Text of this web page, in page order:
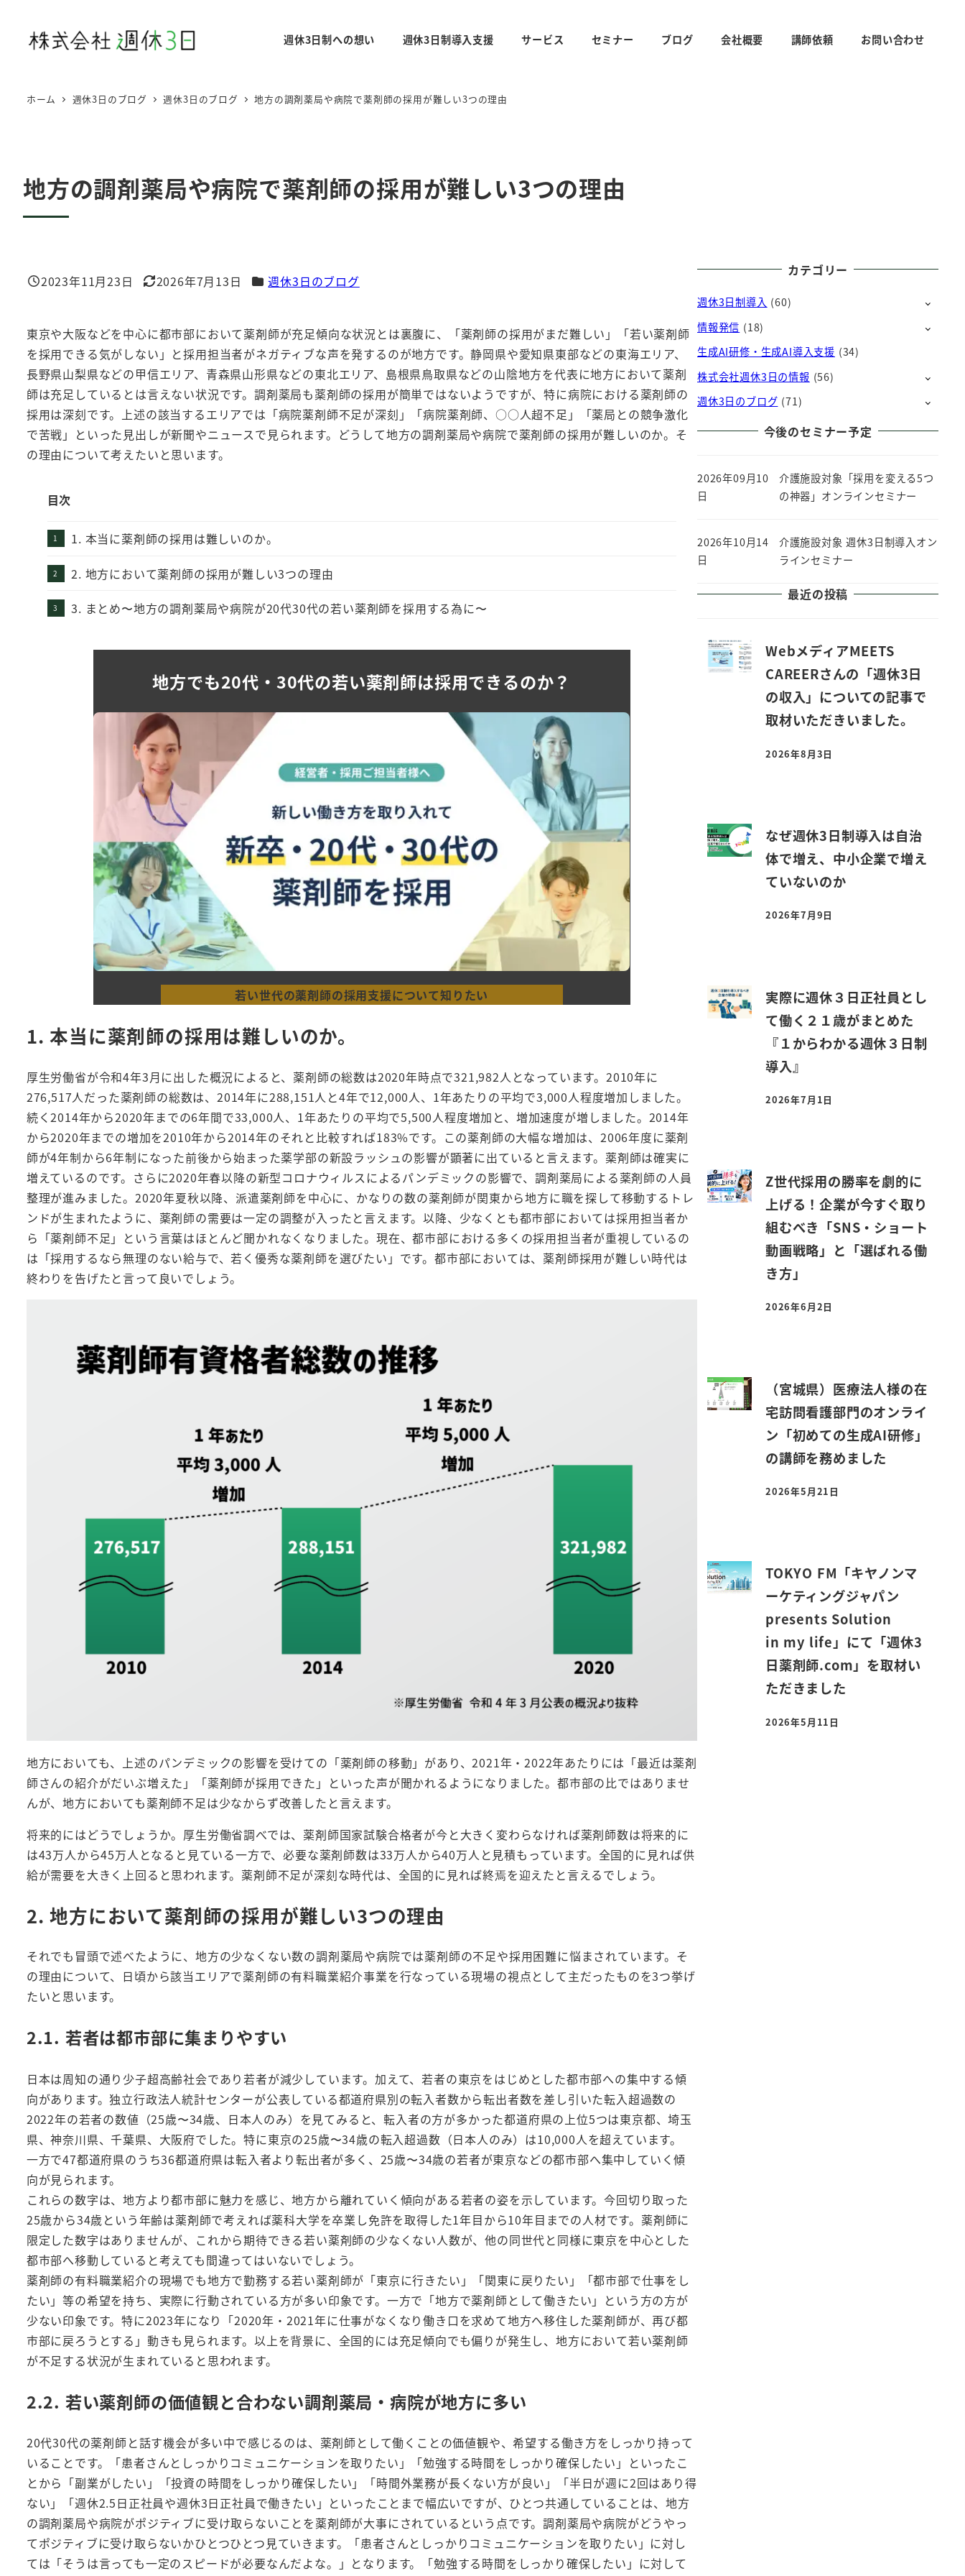
週休3日制への想い 週休3日制導入支援 サービス セミナー ブログ 会社概要 講師依頼 お問い合わせ
ホーム 週休3日のブログ 週休3日のブログ 地方の調剤薬局や病院で薬剤師の採用が難しい3つの理由
地方の調剤薬局や病院で薬剤師の採用が難しい3つの理由
投稿日
2023年11月23日
更新日
2026年7月13日 カテゴリー
週休3日のブログ
東京や大阪などを中心に都市部において薬剤師が充足傾向な状況とは裏腹に、「薬剤師の採用がまだ難しい」「若い薬剤師
を採用できる気がしない」と採用担当者がネガティブな声を発するのが地方です。静岡県や愛知県東部などの東海エリア、
長野県山梨県などの甲信エリア、青森県山形県などの東北エリア、島根県鳥取県などの山陰地方を代表に地方において薬剤
師は充足しているとは言えない状況です。調剤薬局も薬剤師の採用が簡単ではないようですが、特に病院における薬剤師の
採用は深刻です。上述の該当するエリアでは「病院薬剤師不足が深刻」「病院薬剤師、○○人超不足」「薬局との競争激化
で苦戦」といった見出しが新聞やニュースで見られます。どうして地方の調剤薬局や病院で薬剤師の採用が難しいのか。そ
の理由について考えたいと思います。
目次
1. 本当に薬剤師の採用は難しいのか。
2. 地方において薬剤師の採用が難しい3つの理由
3. まとめ〜地方の調剤薬局や病院が20代30代の若い薬剤師を採用する為に〜
地方でも20代・30代の若い薬剤師は採用できるのか？
若い世代の薬剤師の採用支援について知りたい
1. 本当に薬剤師の採用は難しいのか。
厚生労働省が令和4年3月に出した概況によると、薬剤師の総数は2020年時点で321,982人となっています。2010年に
276,517人だった薬剤師の総数は、2014年に288,151人と4年で12,000人、1年あたりの平均で3,000人程度増加しました。
続く2014年から2020年までの6年間で33,000人、1年あたりの平均で5,500人程度増加と、増加速度が増しました。2014年
から2020年までの増加を2010年から2014年のそれと比較すれば183%です。この薬剤師の大幅な増加は、2006年度に薬剤
師が4年制から6年制になった前後から始まった薬学部の新設ラッシュの影響が顕著に出ていると言えます。薬剤師は確実に
増えているのです。さらに2020年春以降の新型コロナウィルスによるパンデミックの影響で、調剤薬局による薬剤師の人員
整理が進みました。2020年夏秋以降、派遣薬剤師を中心に、かなりの数の薬剤師が関東から地方に職を探して移動するトレ
ンドが生まれたように、薬剤師の需要は一定の調整が入ったと言えます。以降、少なくとも都市部においては採用担当者か
ら「薬剤師不足」という言葉はほとんど聞かれなくなりました。現在、都市部における多くの採用担当者が重視しているの
は「採用するなら無理のない給与で、若く優秀な薬剤師を選びたい」です。都市部においては、薬剤師採用が難しい時代は
終わりを告げたと言って良いでしょう。
地方においても、上述のパンデミックの影響を受けての「薬剤師の移動」があり、2021年・2022年あたりには「最近は薬剤
師さんの紹介がだいぶ増えた」「薬剤師が採用できた」といった声が聞かれるようになりました。都市部の比ではありませ
んが、地方においても薬剤師不足は少なからず改善したと言えます。
将来的にはどうでしょうか。厚生労働省調べでは、薬剤師国家試験合格者が今と大きく変わらなければ薬剤師数は将来的に
は43万人から45万人となると見ている一方で、必要な薬剤師数は33万人から40万人と見積もっています。全国的に見れば供
給が需要を大きく上回ると思われます。薬剤師不足が深刻な時代は、全国的に見れば終焉を迎えたと言えるでしょう。
2. 地方において薬剤師の採用が難しい3つの理由
それでも冒頭で述べたように、地方の少なくない数の調剤薬局や病院では薬剤師の不足や採用困難に悩まされています。そ
の理由について、日頃から該当エリアで薬剤師の有料職業紹介事業を行なっている現場の視点として主だったものを3つ挙げ
たいと思います。
2.1. 若者は都市部に集まりやすい
日本は周知の通り少子超高齢社会であり若者が減少しています。加えて、若者の東京をはじめとした都市部への集中する傾
向があります。独立行政法人統計センターが公表している都道府県別の転入者数から転出者数を差し引いた転入超過数の
2022年の若者の数値（25歳〜34歳、日本人のみ）を見てみると、転入者の方が多かった都道府県の上位5つは東京都、埼玉
県、神奈川県、千葉県、大阪府でした。特に東京の25歳〜34歳の転入超過数（日本人のみ）は10,000人を超えています。
一方で47都道府県のうち36都道府県は転入者より転出者が多く、25歳〜34歳の若者が東京などの都市部へ集中していく傾
向が見られます。
これらの数字は、地方より都市部に魅力を感じ、地方から離れていく傾向がある若者の姿を示しています。今回切り取った
25歳から34歳という年齢は薬剤師で考えれば薬科大学を卒業し免許を取得した1年目から10年目までの人材です。薬剤師に
限定した数字はありませんが、これから期待できる若い薬剤師の少なくない人数が、他の同世代と同様に東京を中心とした
都市部へ移動していると考えても間違ってはいないでしょう。
薬剤師の有料職業紹介の現場でも地方で勤務する若い薬剤師が「東京に行きたい」「関東に戻りたい」「都市部で仕事をし
たい」等の希望を持ち、実際に行動されている方が多い印象です。一方で「地方で薬剤師として働きたい」という方の方が
少ない印象です。特に2023年になり「2020年・2021年に仕事がなくなり働き口を求めて地方へ移住した薬剤師が、再び都
市部に戻ろうとする」動きも見られます。以上を背景に、全国的には充足傾向でも偏りが発生し、地方において若い薬剤師
が不足する状況が生まれていると思われます。
2.2. 若い薬剤師の価値観と合わない調剤薬局・病院が地方に多い
20代30代の薬剤師と話す機会が多い中で感じるのは、薬剤師として働くことの価値観や、希望する働き方をしっかり持って
いることです。「患者さんとしっかりコミュニケーションを取りたい」「勉強する時間をしっかり確保したい」といったこ
とから「副業がしたい」「投資の時間をしっかり確保したい」「時間外業務が長くない方が良い」「半日が週に2回はあり得
ない」「週休2.5日正社員や週休3日正社員で働きたい」といったことまで幅広いですが、ひとつ共通していることは、地方
の調剤薬局や病院がポジティブに受け取らないことを薬剤師が大事にされているという点です。調剤薬局や病院がどうやっ
てポジティブに受け取らないかひとつひとつ見ていきます。「患者さんとしっかりコミュニケーションを取りたい」に対し
ては「そうは言っても一定のスピードが必要なんだよな。」となります。「勉強する時間をしっかり確保したい」に対して
カテゴリー
週休3日制導入 (60)
情報発信 (18)
生成AI研修・生成AI導入支援 (34)
株式会社週休3日の情報 (56)
週休3日のブログ (71)
今後のセミナー予定
2026年09月10
日
介護施設対象「採用を変える5つ
の神器」オンラインセミナー
2026年10月14
日
介護施設対象 週休3日制導入オン
ラインセミナー
最近の投稿
WebメディアMEETS
CAREERさんの「週休3日
の収入」についての記事で
取材いただきいました。
投稿日
2026年8月3日
なぜ週休3日制導入は自治
体で増え、中小企業で増え
ていないのか
投稿日
2026年7月9日
実際に週休３日正社員とし
て働く２１歳がまとめた
『１からわかる週休３日制
導入』
投稿日
2026年7月1日
Z世代採用の勝率を劇的に
上げる！企業が今すぐ取り
組むべき「SNS・ショート
動画戦略」と「選ばれる働
き方」
投稿日
2026年6月2日
（宮城県）医療法人様の在
宅訪問看護部門のオンライ
ン「初めての生成AI研修」
の講師を務めました
投稿日
2026年5月21日
TOKYO FM「キヤノンマ
ーケティングジャパン
presents Solution
in my life」にて「週休3
日薬剤師.com」を取材い
ただきました
投稿日
2026年5月11日